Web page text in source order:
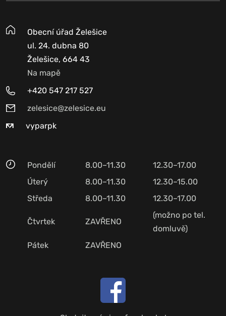
Obecní úřad Želešice
ul. 24. dubna 80
Želešice, 664 43
Na mapě
+420 547 217 527
zelesice@zelesice.eu
vyparpk
Pondělí 8.00–11.30
12.30–17.00
Úterý
8.00–11.30
12.30–15.00
Středa
8.00–11.30 12.30–17.00
Čtvrtek ZAVŘENO
(možno po tel.
domluvě)
Pátek
ZAVŘENO